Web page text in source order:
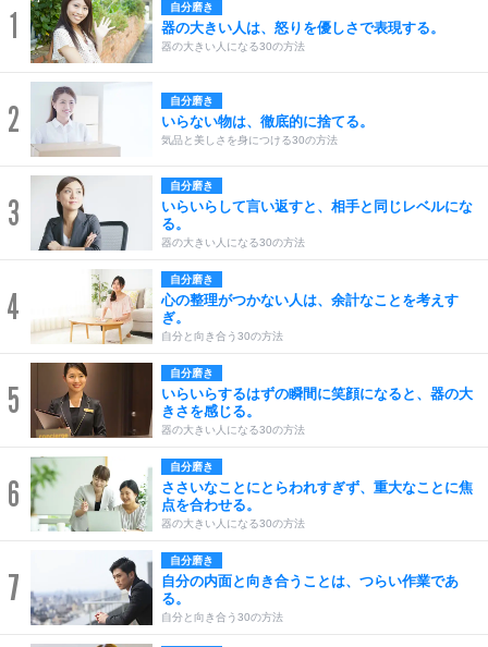
1 自分磨き
器の大きい人は、怒りを優しさで表現する。
器の大きい人になる30の方法
2 自分磨き
いらない物は、徹底的に捨てる。
気品と美しさを身につける30の方法
3
自分磨き
いらいらして言い返すと、相手と同じレベルにな
る。
器の大きい人になる30の方法
4
自分磨き
心の整理がつかない人は、余計なことを考えす
ぎ。
自分と向き合う30の方法
5
自分磨き
いらいらするはずの瞬間に笑顔になると、器の大
きさを感じる。
器の大きい人になる30の方法
6
自分磨き
ささいなことにとらわれすぎず、重大なことに焦
点を合わせる。
器の大きい人になる30の方法
7
自分磨き
自分の内面と向き合うことは、つらい作業であ
る。
自分と向き合う30の方法